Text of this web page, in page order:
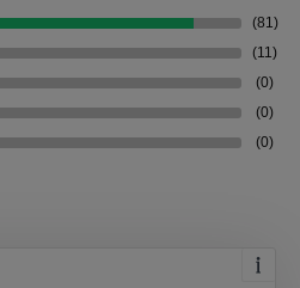
(81)
(11)
(0)
(0)
(0)